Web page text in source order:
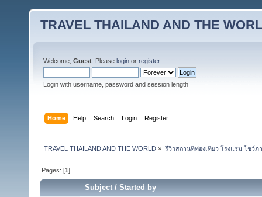
TRAVEL THAILAND AND THE
Welcome, Guest . Please login or register.
Login with username, password and session length
Home Help Search Login Register
TRAVEL THAILAND AND THE WORLD » รีวิวสถานที่ท่องเที่ยว โรงแรม โชว์ภ
Pages: [1]
Subject/Started by